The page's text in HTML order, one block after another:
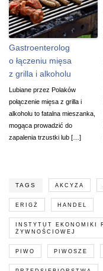
Gastroenterolog
o łączeniu mięsa
z grilla i alkoholu
Lubiane przez Polaków
połączenie mięsa z grilla i
alkoholu to fatalna mieszanka,
mogąca prowadzić do
zapalenia trzustki lub […]
TAGS AKCYZA
ERIGŻ HANDEL
INSTYTUT EKONOMIKI
ŻYWNOŚCIOWEJ
PIWO PIWOSZE